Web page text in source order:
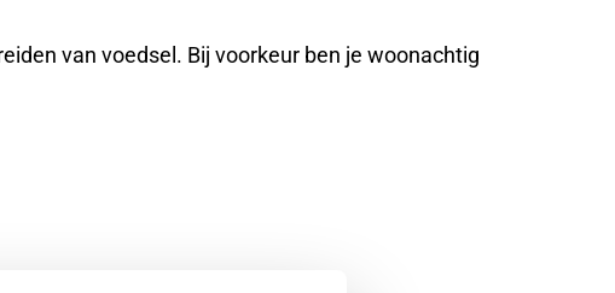
van voedsel. Bij voorkeur ben je woonachtig